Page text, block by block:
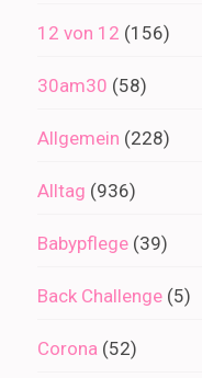
12 von 12 (156)
30am30 (58)
Allgemein (228)
Alltag (936)
Babypflege (39)
Back Challenge (5)
Corona (52)